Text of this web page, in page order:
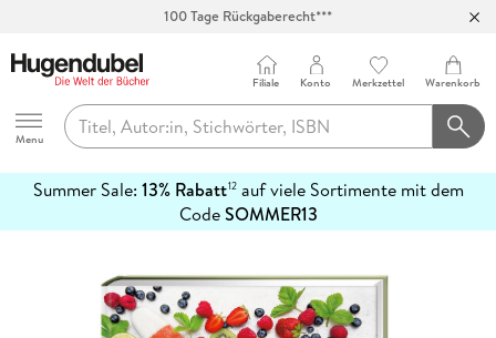
100 Tage Rückgaberecht***
Hugendubel
Menu
Filiale Konto Merkzettel Warenkorb
Summer Sale: 13% Rabatt12auf viele Sortimente mit dem
CodeSOMMER13
erfahren